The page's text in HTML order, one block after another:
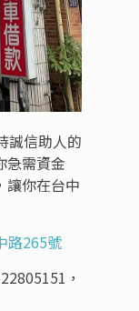
誠信助人的
急需資金
讓你在台中
路265號
，